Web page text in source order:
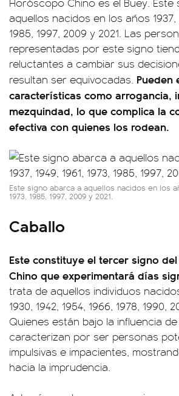
aquellos nacidos en los años 1937,
1985, 1997, 2009 y 2021. Las
representadas por este signo
reluctantes a cambiar sus
resultan ser equivocadas. Pueden
características como arrogancia,
mezquindad, lo que complica la
efectiva con quienes los rodean.
Este signo abarca a aquellos nacidos en los
1973, 1985, 1997, 2009 y 2021.
Caballo
Este constituye el tercer signo
Chino que experimentará días
trata de aquellos individuos
1930, 1942, 1954, 1966, 1978, 1990,
Quienes están bajo la influencia
caracterizan por ser personas
impulsivas e impacientes,
hacia la imprudencia.